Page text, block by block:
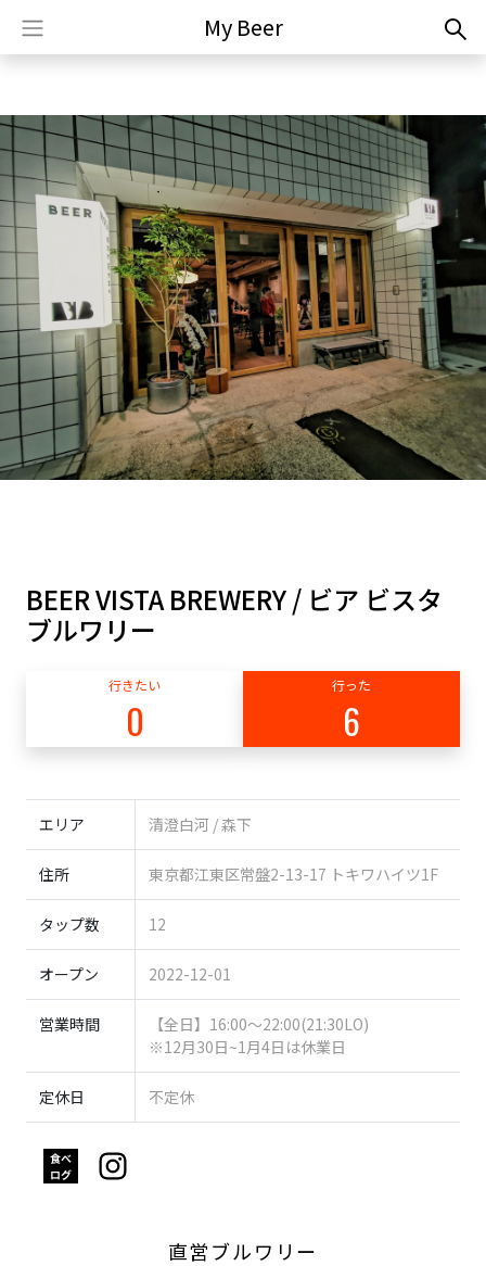
My Beer
BEER VISTA BREWERY / ビア ビスタ
ブルワリー
行きたい
0
行った
6
エリア 清澄白河 / 森下
住所 東京都江東区常盤2-13-17 トキワハイツ1F
タップ数 12
オープン 2022-12-01
営業時間
【全日】16:00～22:00(21:30LO)
※12月30日~1月4日は休業日
定休日 不定休
直営ブルワリー